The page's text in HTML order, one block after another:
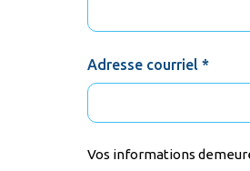
Adresse courriel *
Vos informations